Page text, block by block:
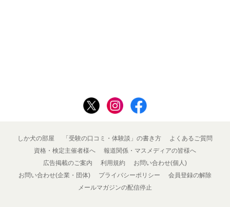
しか犬の部屋 「受験の口コミ・体験談」の書き方
よくあるご質問
資格・検定主催者様へ
報道関係・マスメディアの皆様へ
広告掲載のご案内
利用規約
お問い合わせ(個人)
お問い合わせ(企業・団体)
プライバシーポリシー
会員登録の解除
メールマガジンの配信停止